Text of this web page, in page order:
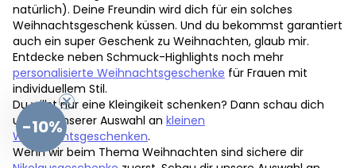
natürlich). Deine Freundin wird dich für ein solches
Weihnachtsgeschenk küssen. Und du bekommst garantiert
auch ein super Geschenk zu Weihnachten, glaub mir.
Entdecke neben Schmuck-Highlights noch mehr
personalisierte Weihnachtsgeschenke für Frauen mit
individuellem Stil.
Du willst nur eine Kleingikeit schenken? Dann schau dich
um bei unserer Auswahl an kleinen
Weihnachtsgeschenken.
Wenn wir beim Thema Weihnachten sind sichere dir
-10%